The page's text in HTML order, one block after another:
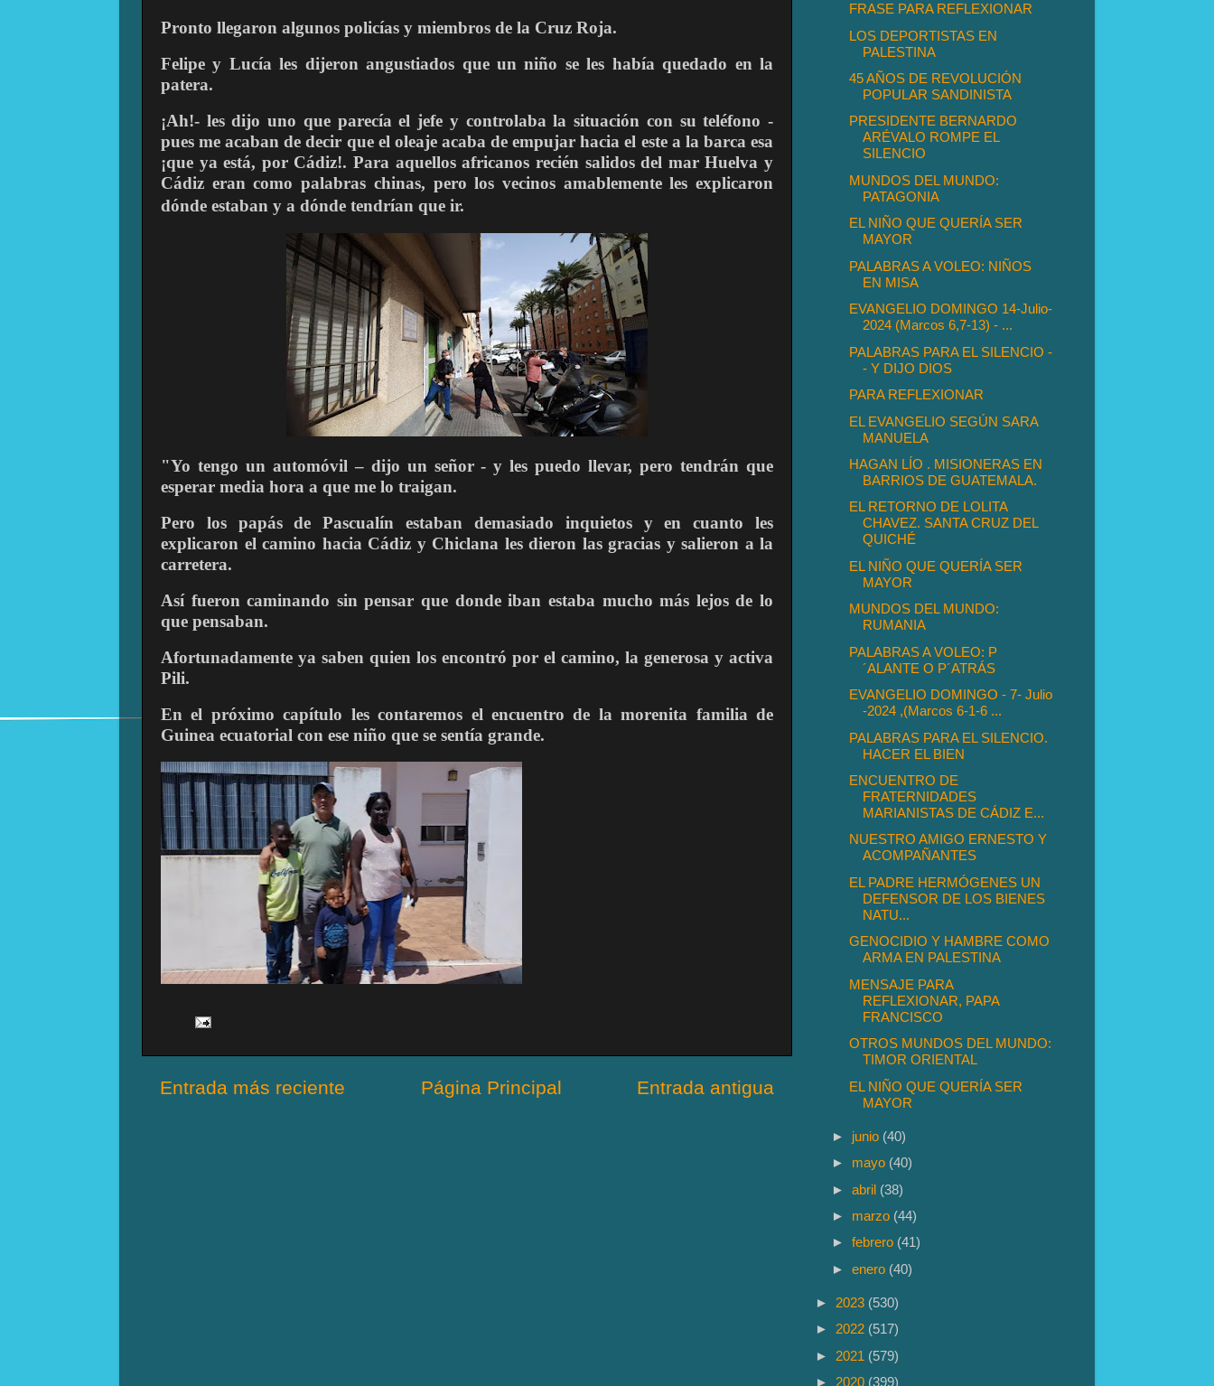
Pronto llegaron algunos policías y miembros de la Cruz Roja.
Felipe y Lucía les dijeron angustiados que un niño se les había quedado en la
patera.
¡Ah!- les dijo uno que parecía el jefe y controlaba la situación con su teléfono -
pues me acaban de decir que el oleaje acaba de empujar hacia el este a la barca esa
¡que ya está, por Cádiz!. Para aquellos africanos recién salidos del mar Huelva y
Cádiz eran como palabras chinas, pero los vecinos amablemente les explicaron
dónde estaban y a dónde tendrían que ir.
"Yo tengo un automóvil – dijo un señor - y les puedo llevar, pero tendrán que
esperar media hora a que me lo traigan.
Pero los papás de Pascualín estaban demasiado inquietos y en cuanto les
explicaron el camino hacia Cádiz y Chiclana les dieron las gracias y salieron a la
carretera.
Así fueron caminando sin pensar que donde iban estaba mucho más lejos de lo
que pensaban.
Afortunadamente ya saben quien los encontró por el camino, la generosa y activa
Pili.
En el próximo capítulo les contaremos el encuentro de la morenita familia de
Guinea ecuatorial con ese niño que se sentía grande.
Entrada más reciente Entrada antigua
Página Principal
FRASE PARA REFLEXIONAR
LOS DEPORTISTAS EN
PALESTINA
45 AÑOS DE REVOLUCIÓN
POPULAR SANDINISTA
PRESIDENTE BERNARDO
ARÉVALO ROMPE EL
SILENCIO
MUNDOS DEL MUNDO:
PATAGONIA
EL NIÑO QUE QUERÍA SER
MAYOR
PALABRAS A VOLEO: NIÑOS
EN MISA
EVANGELIO DOMINGO 14-Julio-
2024 (Marcos 6,7-13) - ...
PALABRAS PARA EL SILENCIO -
- Y DIJO DIOS
PARA REFLEXIONAR
EL EVANGELIO SEGÚN SARA
MANUELA
HAGAN LÍO . MISIONERAS EN
BARRIOS DE GUATEMALA.
EL RETORNO DE LOLITA
CHAVEZ. SANTA CRUZ DEL
QUICHÉ
EL NIÑO QUE QUERÍA SER
MAYOR
MUNDOS DEL MUNDO:
RUMANIA
PALABRAS A VOLEO: P
´ALANTE O P´ATRÁS
EVANGELIO DOMINGO - 7- Julio
-2024 ,(Marcos 6-1-6 ...
PALABRAS PARA EL SILENCIO.
HACER EL BIEN
ENCUENTRO DE
FRATERNIDADES
MARIANISTAS DE CÁDIZ E...
NUESTRO AMIGO ERNESTO Y
ACOMPAÑANTES
EL PADRE HERMÓGENES UN
DEFENSOR DE LOS BIENES
NATU...
GENOCIDIO Y HAMBRE COMO
ARMA EN PALESTINA
MENSAJE PARA
REFLEXIONAR, PAPA
FRANCISCO
OTROS MUNDOS DEL MUNDO:
TIMOR ORIENTAL
EL NIÑO QUE QUERÍA SER
MAYOR
► junio (40)
► mayo (40)
►abril (38)
► marzo (44)
►febrero (41)
►enero (40)
► 2023 (530)
► 2022 (517)
► 2021 (579)
► 2020 (399)